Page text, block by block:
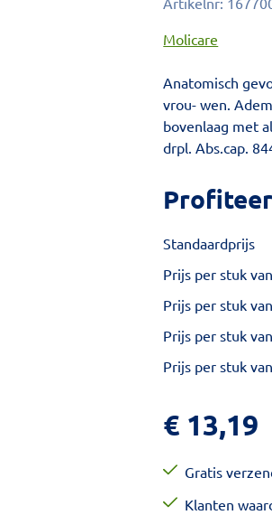
Molicare
Anatomisch
vrou- wen.
bovenlaag met
drpl. Abs.cap.
Standaardprijs
Prijs per stuk
Prijs per stuk
Prijs per stuk
Prijs per stuk
€ 13,19
Gratis
Klanten